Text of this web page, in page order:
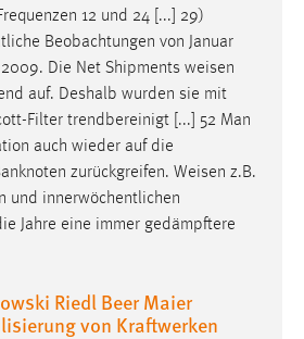
12 und 24 [...] 29)
Beobachtungen von Januar
Die Net Shipments weisen
auf. Deshalb wurden sie mit
Filter trendbereinigt [...] 52 Man
auch wieder auf die
zurückgreifen. Weisen z.B.
und innerwöchentlichen
Jahre eine immer gedämpftere
Riedl Beer Maier
von Kraftwerken